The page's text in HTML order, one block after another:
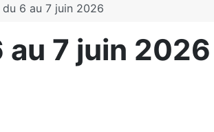
6 au 7 juin 2026
7 juin 2026